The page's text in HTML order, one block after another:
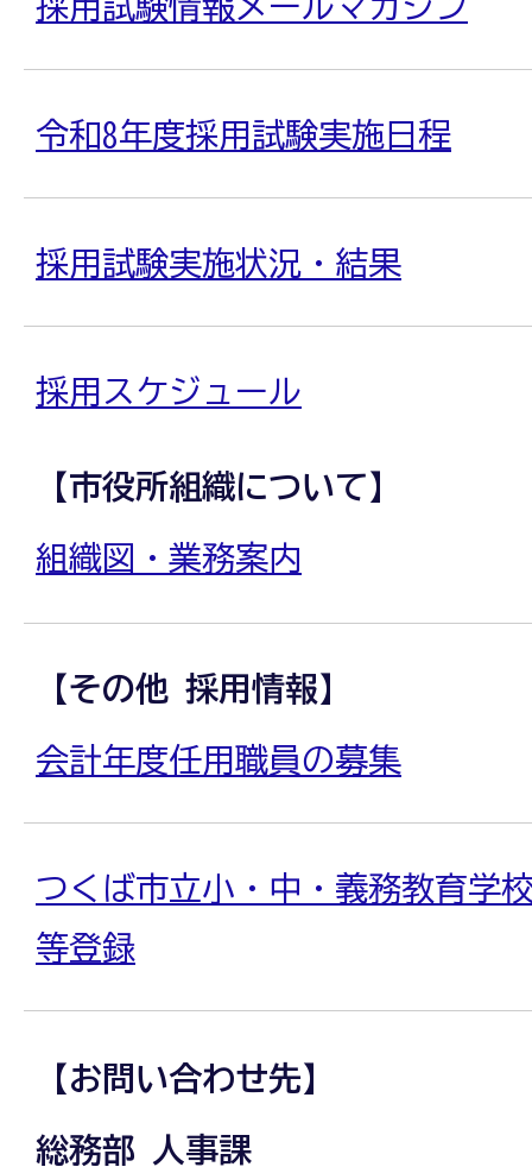
令和8年度採用試験実施日程
採用試験実施状況・結果
採用スケジュール
【市役所組織について】
組織図・業務案内
【その他 採用情報】
会計年度任用職員の募集
つくば市立小・中・義務教育学
等登録
【お問い合わせ先】
総務部 人事課